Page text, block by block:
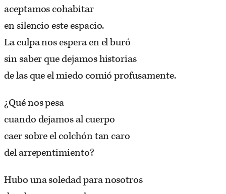
aceptamos cohabitar
en silencio este espacio.
La culpa nos espera en el buró
sin saber que dejamos historias
de las que el miedo comió profusamente.
¿Qué nos pesa
cuando dejamos al cuerpo
caer sobre el colchón tan caro
del arrepentimiento?
Hubo una soledad para nosotros